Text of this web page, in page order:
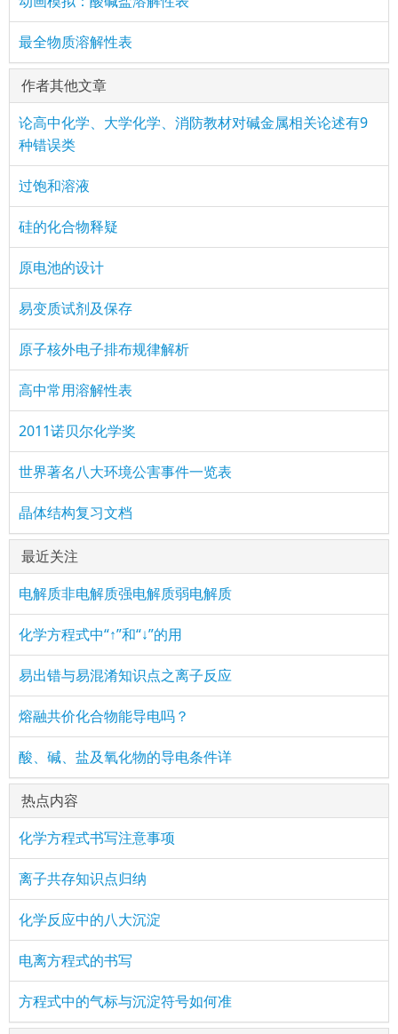
最全物质溶解性表
作者其他文章
论高中化学、大学化学、消防教材对碱金属相关论述有9
种错误类
过饱和溶液
硅的化合物释疑
原电池的设计
易变质试剂及保存
原子核外电子排布规律解析
高中常用溶解性表
2011诺贝尔化学奖
世界著名八大环境公害事件一览表
晶体结构复习文档
最近关注
电解质非电解质强电解质弱电解质
化学方程式中“↑”和“↓”的用
易出错与易混淆知识点之离子反应
熔融共价化合物能导电吗？
酸、碱、盐及氧化物的导电条件详
热点内容
化学方程式书写注意事项
离子共存知识点归纳
化学反应中的八大沉淀
电离方程式的书写
方程式中的气标与沉淀符号如何准